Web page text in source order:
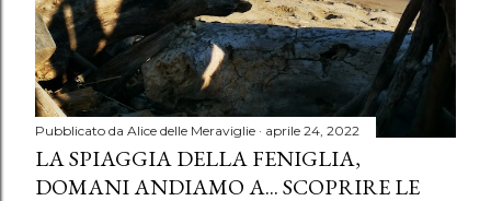
Pubblicato da Alice delle Meraviglie aprile 24, 2022
LA SPIAGGIA DELLA FENIGLIA,
DOMANI ANDIAMO A... SCOPRIRE LE